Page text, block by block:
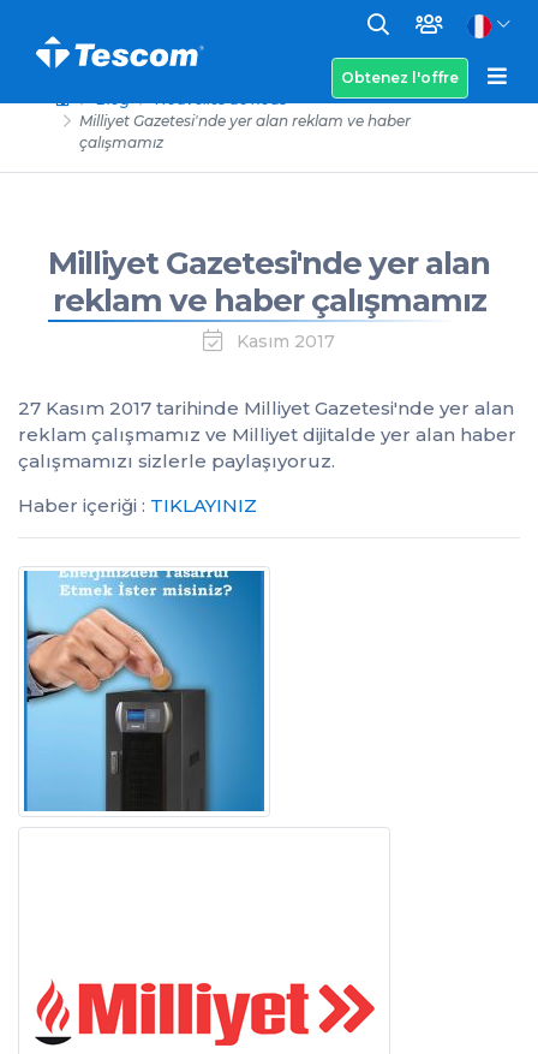
Obtenez l'offre
Blog
Nouvelles de nous
Milliyet Gazetesi'nde yer alan reklam ve haber
çalışmamız
Milliyet Gazetesi'nde yer alan
reklam ve haber çalışmamız
Kasım 2017
27 Kasım 2017 tarihinde Milliyet Gazetesi'nde yer alan
reklam çalışmamız ve Milliyet dijitalde yer alan haber
çalışmamızı sizlerle paylaşıyoruz.
Haber içeriği : TIKLAYINIZ